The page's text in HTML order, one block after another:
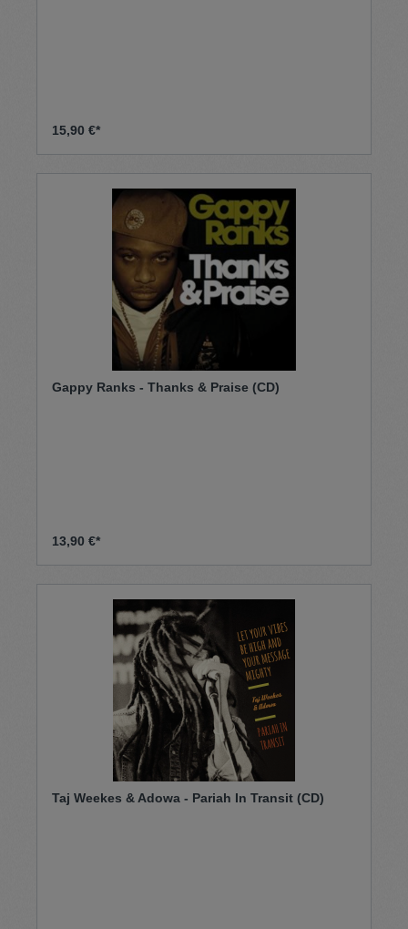
15,90 €*
Gappy Ranks - Thanks & Praise (CD)
13,90 €*
Taj Weekes & Adowa - Pariah In Transit (CD)